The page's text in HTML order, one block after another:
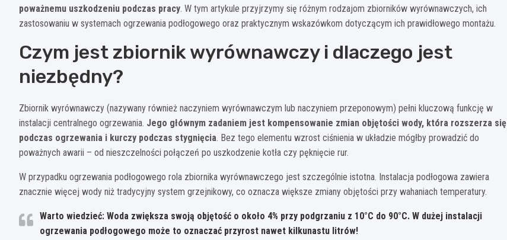
poważnemu uszkodzeniu podczas pracy. W tym artykule przyjrzymy się różnym rodzajom zbiorników wyrównawczych, ich
zastosowaniu w systemach ogrzewania podłogowego oraz praktycznym wskazówkom dotyczącym ich prawidłowego montażu.
Czym jest zbiornik wyrównawczy i dlaczego jest
niezbędny?
Zbiornik wyrównawczy (nazywany również naczyniem wyrównawczym lub naczyniem przeponowym) pełni kluczową funkcję w
instalacji centralnego ogrzewania. Jego głównym zadaniem jest kompensowanie zmian objętości wody, która rozszerza się
podczas ogrzewania i kurczy podczas stygnięcia. Bez tego elementu wzrost ciśnienia w układzie mógłby prowadzić do
poważnych awarii – od nieszczelności połączeń po uszkodzenie kotła czy pęknięcie rur.
W przypadku ogrzewania podłogowego rola zbiornika wyrównawczego jest szczególnie istotna. Instalacja podłogowa zawiera
znacznie więcej wody niż tradycyjny system grzejnikowy, co oznacza większe zmiany objętości przy wahaniach temperatury.
Warto wiedzieć: Woda zwiększa swoją objętość o około 4% przy podgrzaniu z 10°C do 90°C. W dużej instalacji
ogrzewania podłogowego może to oznaczać przyrost nawet kilkunastu litrów!